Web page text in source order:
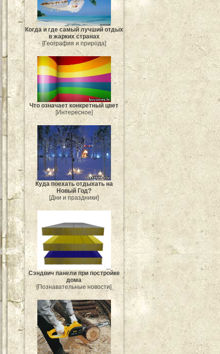
Когда и где самый лучший отдых
в жарких странах
[География и природа]
Что означает конкретный цвет
[Интересное]
Куда поехать отдыхать на
Новый Год?
[Дни и праздники]
Сэндвич панели при постройке
дома
[Познавательные новости]